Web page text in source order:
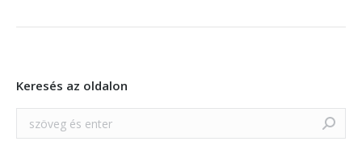
Keresés az oldalon
Search: